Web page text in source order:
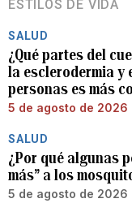
ESTILOS DE VIDA
SALUD
¿Qué partes del
la esclerodermia y
personas es más
5 de agosto de 2026
SALUD
¿Por qué algunas
más” a los
5 de agosto de 2026